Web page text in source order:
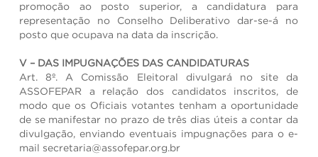
promoção ao posto superior, a candidatura para
representação no Conselho Deliberativo dar-se-á no
posto que ocupava na data da inscrição.
V – DAS IMPUGNAÇÕES DAS CANDIDATURAS
Art. 8º. A Comissão Eleitoral divulgará no site da
ASSOFEPAR a relação dos candidatos inscritos, de
modo que os Oficiais votantes tenham a oportunidade
de se manifestar no prazo de três dias úteis a contar da
divulgação, enviando eventuais impugnações para o e-
mail secretaria@assofepar.org.br